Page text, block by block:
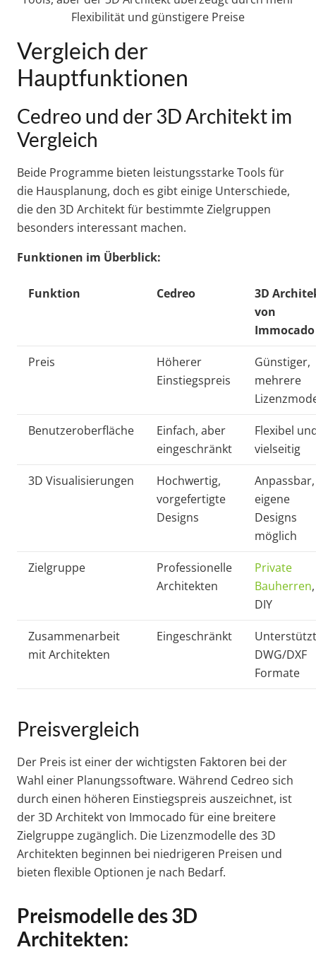
Flexibilität und günstigere Preise
Vergleich der
Hauptfunktionen
Cedreo und der 3D Architekt im
Vergleich
Beide Programme bieten leistungsstarke Tools für
die Hausplanung, doch es gibt einige Unterschiede,
die den 3D Architekt für bestimmte Zielgruppen
besonders interessant machen.
Funktionen im Überblick:
Funktion Cedreo
3D
von
Immocado
Preis
Höherer
Einstiegspreis
Günstiger,
mehrere
Benutzeroberfläche
Einfach, aber
eingeschränkt
Flexibel
vielseitig
3D Visualisierungen
Hochwertig,
vorgefertigte
Designs
Anpassbar,
eigene
Designs
möglich
Zielgruppe
Professionelle
Architekten
Private
Bauherren,
DIY
Zusammenarbeit
mit Architekten
Eingeschränkt
Unterstützt
DWG/DXF
Formate
Preisvergleich
Der Preis ist einer der wichtigsten Faktoren bei der
Wahl einer Planungssoftware. Während Cedreo sich
durch einen höheren Einstiegspreis auszeichnet, ist
der 3D Architekt von Immocado für eine breitere
Zielgruppe zugänglich. Die Lizenzmodelle des 3D
Architekten beginnen bei niedrigeren Preisen und
bieten flexible Optionen je nach Bedarf.
Preismodelle des 3D
Architekten: